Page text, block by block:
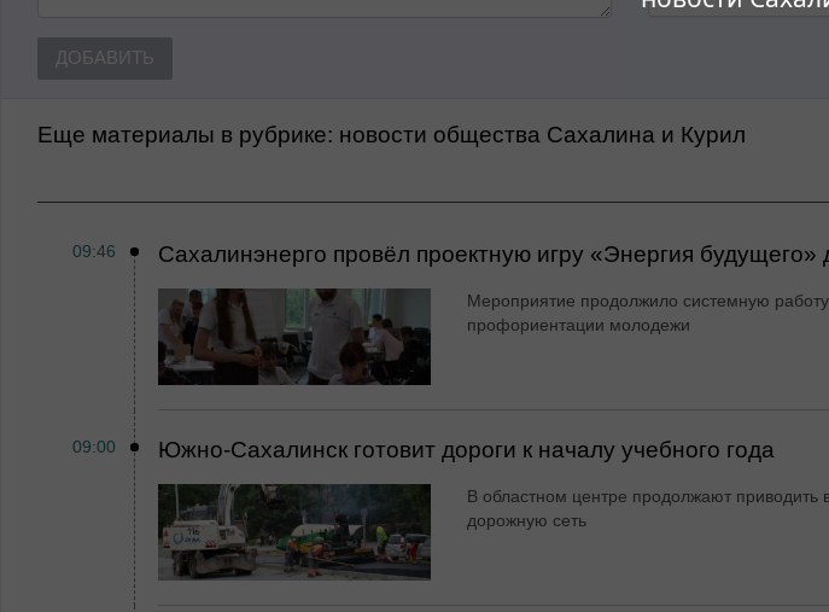
ДОБАВИТЬ
Еще материалы в рубрике: Новости общества Сахалина и Курил
09:46 Сахалинэнерго провёл проектную игру «Энергия будущего»
Мероприятие продолжило системную
профориентации молодежи
09:00 Южно-Сахалинск готовит дороги к началу учебного года
В областном центре продолжают приводить
дорожную сеть